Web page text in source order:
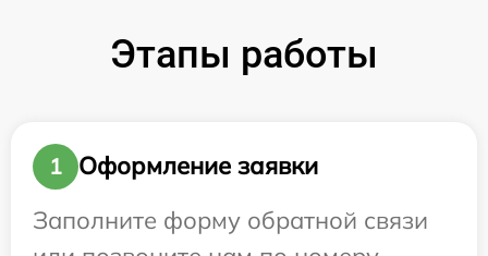
Этапы работы
1
Оформление заявки
Заполните форму обратной связи